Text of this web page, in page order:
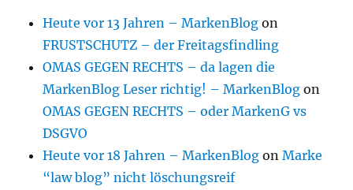
Heute vor 13 Jahren – MarkenBlog on
FRUSTSCHUTZ – der Freitagsfindling
OMAS GEGEN RECHTS – da lagen die
MarkenBlog Leser richtig! – MarkenBlog on
OMAS GEGEN RECHTS – oder MarkenG vs
DSGVO
Heute vor 18 Jahren – MarkenBlog onMarke
“law blog” nicht löschungsreif